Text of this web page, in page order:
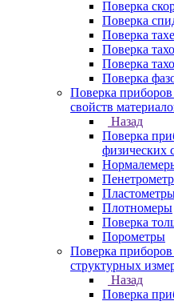
Поверка
Поверка
Поверка
Поверка
Поверка
Поверка
Поверка
свойств
Назад
Поверка
физических
Плотномеры
Поверка
Порометры
Поверка
структурных
Назад
Поверка